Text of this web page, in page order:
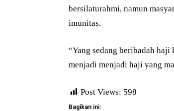
bersilaturahmi, namun
imunitas.
“Yang sedang beribadah
menjadi menjadi haji yang
Post Views: 598
Bagikan ini: